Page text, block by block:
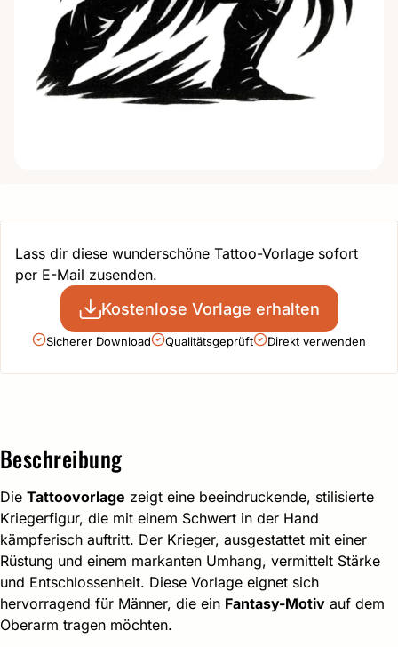
Lass dir diese wunderschöne Tattoo-Vorlage sofort
per E-Mail zusenden.
Kostenlose Vorlage erhalten
Sicherer Download Qualitätsgeprüft Direkt verwenden
Beschreibung
Die Tattoovorlage zeigt eine beeindruckende, stilisierte
Kriegerfigur, die mit einem Schwert in der Hand
kämpferisch auftritt. Der Krieger, ausgestattet mit einer
Rüstung und einem markanten Umhang, vermittelt Stärke
und Entschlossenheit. Diese Vorlage eignet sich
hervorragend für Männer, die ein Fantasy-Motiv auf dem
Oberarm tragen möchten.